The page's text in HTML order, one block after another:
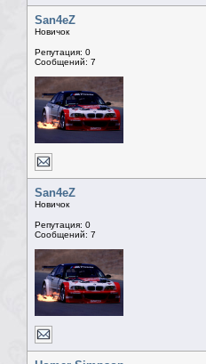
San4eZ
Новичок
Репутация: 0
Сообщений: 7
San4eZ
Новичок
Репутация: 0
Сообщений: 7